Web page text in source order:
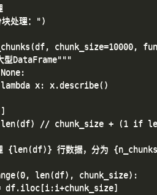
处理：")
chunk_size=10000,
型DataFrame"""
x: x.describe()
// chunk_size + (1 if
{len(df)} 行数据，分为
len(df), chunk_size):
df.iloc[i:i+chunk_size]